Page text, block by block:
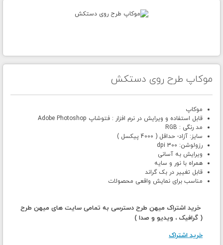
موکاپ طرح روی دستکش
موکاپ
قابل استفاده و ویرایش در نرم افزار : فتوشاپ Adobe Photoshop
مد رنگی : RGB
سایز: آزاد- حداقل ( 4000 پیکسل )
رزولوشن: 300 dpi
ویرایش به آسانی
همراه با نور و سایه
قابل تغییر در بک گراند
مناسب برای نمایش واقعی محصولات
خرید اشتراک میهن طرح دسترسی به تمامی سایت های میهن طرح
( گرافیک ، ویدیو و صدا )
خرید اشتراک